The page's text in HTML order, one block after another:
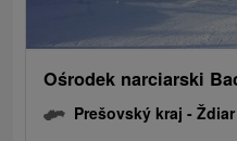
Ośrodek narciarski
Prešovský kraj -Ždiar